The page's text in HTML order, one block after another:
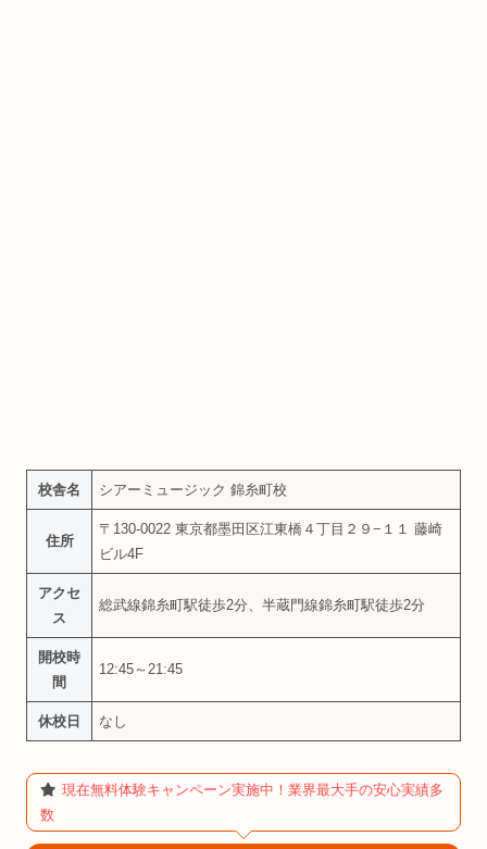
校舎名 シアーミュージック 錦糸町校
住所
〒130-0022 東京都墨田区江東橋４丁目２９−１１ 藤崎
ビル4F
アクセ
ス
総武線錦糸町駅徒歩2分、半蔵門線錦糸町駅徒歩2分
開校時
間
12:45～21:45
休校日 なし
現在無料体験キャンペーン実施中！業界最大手の安心実績多
数